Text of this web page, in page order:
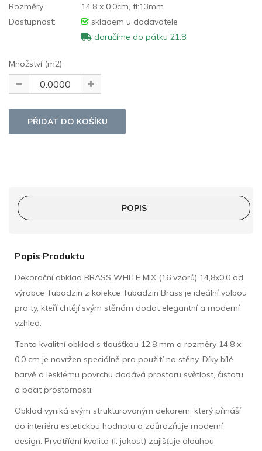
Rozměry
14.8 x 0.0cm, tl:13mm
Dostupnost:
skladem u dodavatele
doručíme do pátku 21.8.
Množství (m2)
POPIS
Popis Produktu
Dekorační obklad BRASS WHITE MIX (16 vzorů) 14,8x0,0 od
výrobce Tubadzin z kolekce Tubadzin Brass je ideální volbou
pro ty, kteří chtějí svým stěnám dodat elegantní a moderní
vzhled.
Tento kvalitní obklad s tloušťkou 12,8 mm a rozměry 14,8 x
0,0 cm je navržen speciálně pro použití na stěny. Díky bílé
barvě a lesklému povrchu dodává prostoru světlost, čistotu
a pocit prostornosti.
Obklad vyniká svým strukturovaným dekorem, který přináší
do interiéru estetickou hodnotu a zdůrazňuje moderní
design. Prvotřídní kvalita (I. jakost) zajišťuje dlouhou